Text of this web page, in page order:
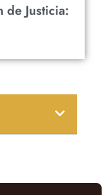
de Justicia: